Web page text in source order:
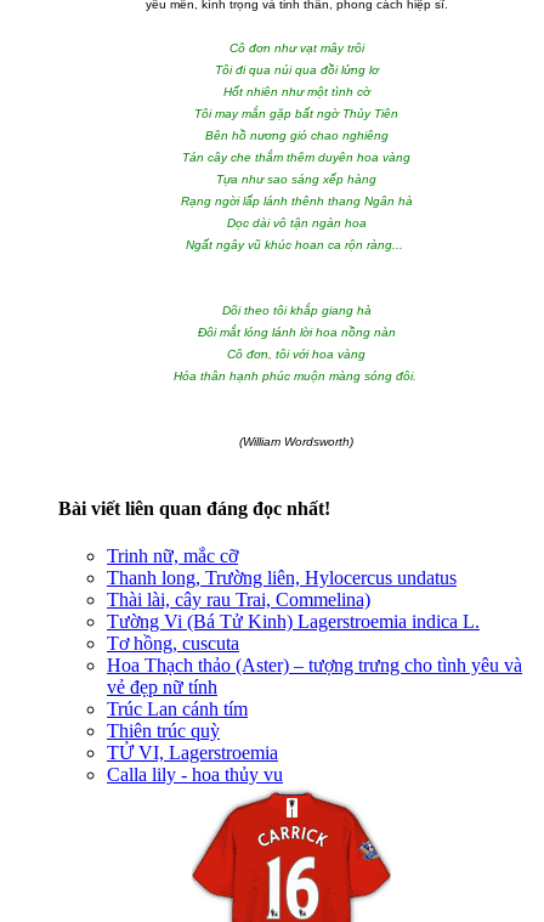
yêu mến, kính trọng và tinh thần, phong cách hiệp sĩ.
Cô đơn như vạt mây trôi
Tôi đi qua núi qua đồi lửng lơ
Hốt nhiên như một tình cờ
Tôi may mắn gặp bất ngờ Thủy Tiên
Bên hồ nương gió chao nghiêng
Tán cây che thắm thêm duyên hoa vàng
Tựa như sao sáng xếp hàng
Rạng ngời lấp lánh thênh thang Ngân hà
Dọc dài vô tận ngàn hoa
Ngất ngây vũ khúc hoan ca rộn ràng...
Dõi theo tôi khắp giang hà
Đôi mắt lóng lánh lời hoa nồng nàn
Cô đơn, tôi với hoa vàng
Hóa thân hạnh phúc muộn màng sóng đôi.
(William Wordsworth)
Bài viết liên quan đáng đọc nhất!
Trinh nữ, mắc cỡ
Thanh long, Trường liên, Hylocercus undatus
Thài lài, cây rau Trai, Commelina)
Tường Vi (Bá Tử Kinh) Lagerstroemia indica L.
Tơ hồng, cuscuta
Hoa Thạch thảo (Aster) – tượng trưng cho tình yêu và
vẻ đẹp nữ tính
Trúc Lan cánh tím
Thiên trúc quỳ
TỬ VI, Lagerstroemia
Calla lily - hoa thủy vu